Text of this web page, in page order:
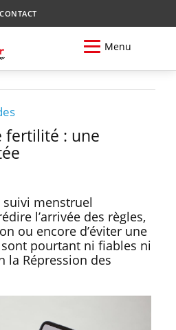
CONTACT
Menu
fertilité : une
menstruel
l’arrivée des règles,
ou encore d’éviter une
pourtant ni fiables ni
la Répression des